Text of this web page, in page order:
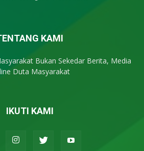
KAMI
Bukan Sekedar Berita, Media
Duta Masyarakat
IKUTI KAMI